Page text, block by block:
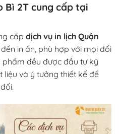
Bì 2T cung cấp tại
cấp dịch vụ in lịch Quận
in ấn, phù hợp với mọi đối
đều được đầu tư kỹ
liệu và ý tưởng thiết kế để